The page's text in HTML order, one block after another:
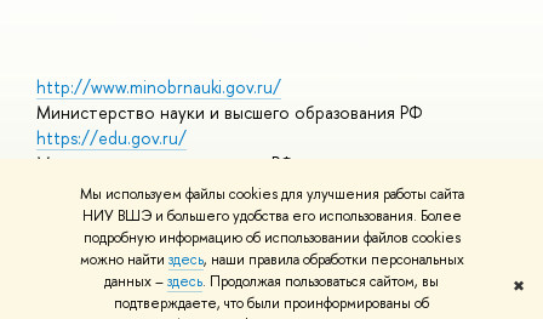
Мы используем файлы cookies для улучшения работы сайта
НИУ ВШЭ и большего удобства его использования. Более
подробную информацию об использовании файлов cookies
можно найти здесь, наши правила обработки персональных
данных –здесь. Продолжая пользоваться сайтом, вы
подтверждаете, что были проинформированы об
✖
http://www.minobrnauki.gov.ru/
Министерство науки и высшего образования РФ
https://edu.gov.ru/
Министерство просвещения РФ
https://elearning.hse.ru/mooc
Массовые открытые онлайн-курсы
© НИУ ВШЭ 1993–2026 Адреса и контактыУсловия
использования материалов Политика конфиденциальности